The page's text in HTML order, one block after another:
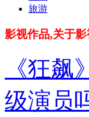
旅游
影视作品,关于
《狂
级演员